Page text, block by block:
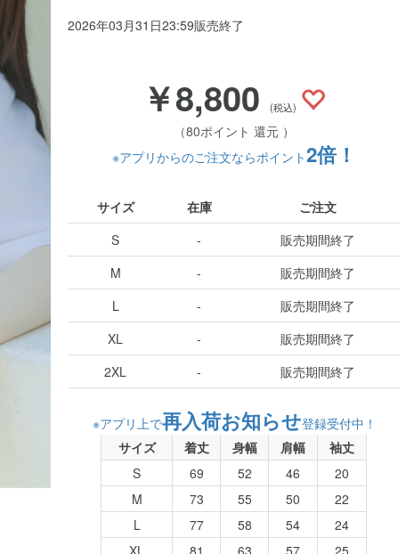
2026年03月31日23:59販売終了
￥8,800 (税込)
（80ポイント 還元 ）
※アプリからのご注文ならポイント2倍！
サイズ 在庫
ご注文
S
-
販売期間終了
M
-
販売期間終了
L
-
販売期間終了
XL
-
販売期間終了
2XL
- 販売期間終了
※アプリ上で再入荷お知らせ登録受付中！
サイズ
着丈 身幅 肩幅
袖丈
S
69 52 46
20
M
73 55 50
22
L
77 58 54
24